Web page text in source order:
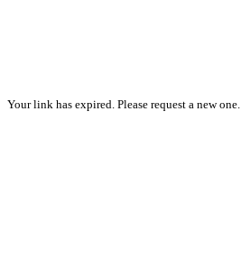
Your link has expired. Please request a new one.